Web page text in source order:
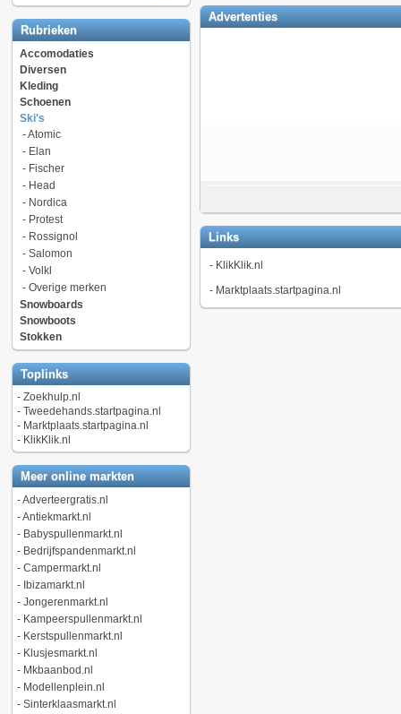
Rubrieken
Accomodaties
Diversen
Kleding
Schoenen
Ski's
-Atomic
- Elan
- Fischer
- Head
- Nordica
- Protest
- Rossignol
- Salomon
- Volkl
- Overige merken
Snowboards
Snowboots
Stokken
Toplinks
- Zoekhulp.nl
- Tweedehands.startpagina.nl
- Marktplaats.startpagina.nl
- KlikKlik.nl
Meer online markten
-Adverteergratis.nl
-Antiekmarkt.nl
- Babyspullenmarkt.nl
- Bedrijfspandenmarkt.nl
- Campermarkt.nl
- Ibizamarkt.nl
- Jongerenmarkt.nl
- Kampeerspullenmarkt.nl
- Kerstspullenmarkt.nl
- Klusjesmarkt.nl
- Mkbaanbod.nl
- Modellenplein.nl
- Sinterklaasmarkt.nl
Advertenties
Links
- KlikKlik.nl
- Marktplaats.startpagina.nl